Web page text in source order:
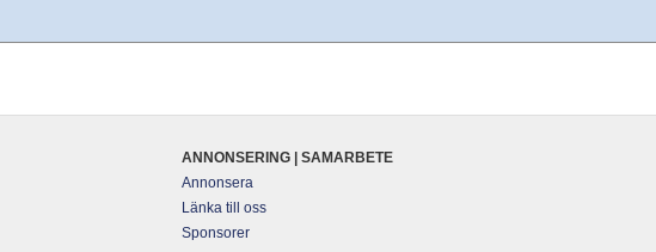
ANNONSERING | SAMARBETE
Annonsera
Länka till oss
Sponsorer